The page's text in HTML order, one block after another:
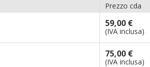
Prezzo cda
59,00 €
(IVA inclusa)
75,00 €
(IVA inclusa)